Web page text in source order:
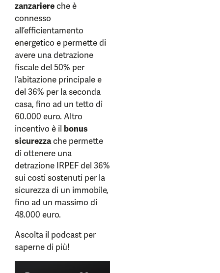
zanzariereche è
connesso
all’efficientamento
energetico e permette di
avere una detrazione
fiscale del 50% per
l’abitazione principale e
del 36% per la seconda
casa, fino ad un tetto di
60.000 euro. Altro
incentivo è il bonus
sicurezzache permette
di ottenere una
detrazione IRPEF del 36%
sui costi sostenuti per la
sicurezza di un immobile,
fino ad un massimo di
48.000 euro.
Ascolta il podcast per
saperne di più!